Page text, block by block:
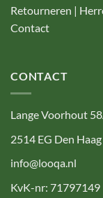
Retourneren |
Contact
CONTACT
Lange Voorhout
2514 EG Den Haag
info@looqa.nl
KvK-nr: 71797149